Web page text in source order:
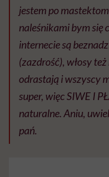
jestem po
naleśnikami bym się
internecie są
(zazdrość), włosy
odrastają i wszyscy
super, więc SIWE I
naturalne. Aniu,
pań.